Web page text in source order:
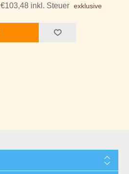
€103,48 inkl. Steuer exklusive